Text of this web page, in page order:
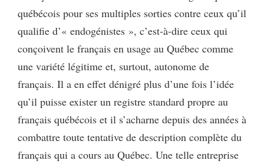
québécois pour ses multiples sorties contre ceux qu’il
qualifie d’« endogénistes », c’est-à-dire ceux qui
conçoivent le français en usage au Québec comme
une variété légitime et, surtout, autonome de
français. Il a en effet dénigré plus d’une fois l’idée
qu’il puisse exister un registre standard propre au
français québécois et il s’acharne depuis des années à
combattre toute tentative de description complète du
français qui a cours au Québec. Une telle entreprise